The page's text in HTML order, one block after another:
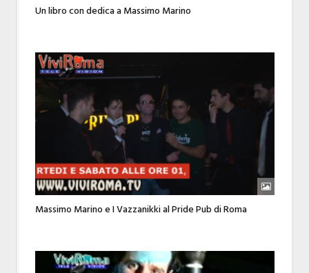
Un libro con dedica a Massimo Marino
Massimo Marino e I Vazzanikki al Pride Pub di Roma